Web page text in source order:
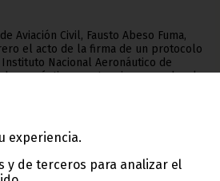
experiencia.
y de terceros para analizar el
Aviación Civil, Fausto Abeso Fuma,
el acto de la firma de un protocolo
Nacional Aeronáutico de
aeronáutica ecuatoguineana, sobre la